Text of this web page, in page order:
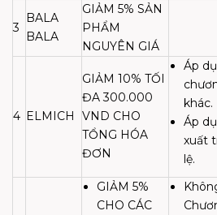
3
BALA
BALA
GIẢM 5% SẢN
PHẨM
NGUYÊN GIÁ
4 ELMICH
GIẢM 10% TỐI
ĐA 300.000
VND CHO
TỔNG HÓA
ĐƠN
Áp
khác.
Áp
xuất
lệ.
GIẢM 5%
CHO CÁC